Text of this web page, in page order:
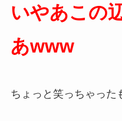
いやあこの
あwww
ちょっと笑っちゃった